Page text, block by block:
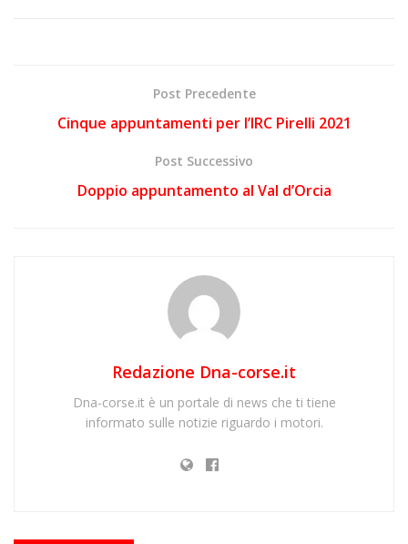
Post Precedente
Cinque appuntamenti per l’IRC Pirelli 2021
Post Successivo
Doppio appuntamento al Val d’Orcia
Redazione Dna-corse.it
Dna-corse.it è un portale di news che ti tiene
informato sulle notizie riguardo i motori.